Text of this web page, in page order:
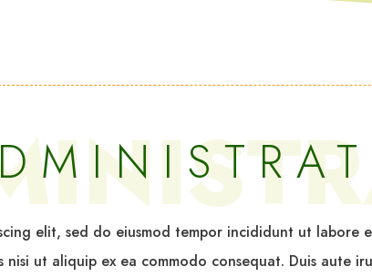
elit, sed do eiusmod tempor incididunt ut labore
ut aliquip ex ea commodo consequat. Duis aute